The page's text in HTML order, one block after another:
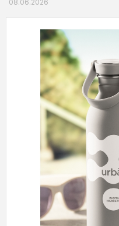
08.06.2026